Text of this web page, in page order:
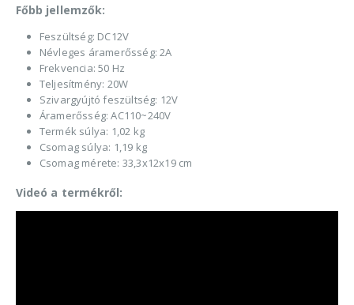
Főbb jellemzők:
Feszültség: DC12V
Névleges áramerősség: 2A
Frekvencia: 50 Hz
Teljesítmény: 20W
Szivargyújtó feszültség: 12V
Áramerősség: AC110~240V
Termék súlya: 1,02 kg
Csomag súlya: 1,19 kg
Csomag mérete: 33,3x12x19 cm
Videó a termékről: